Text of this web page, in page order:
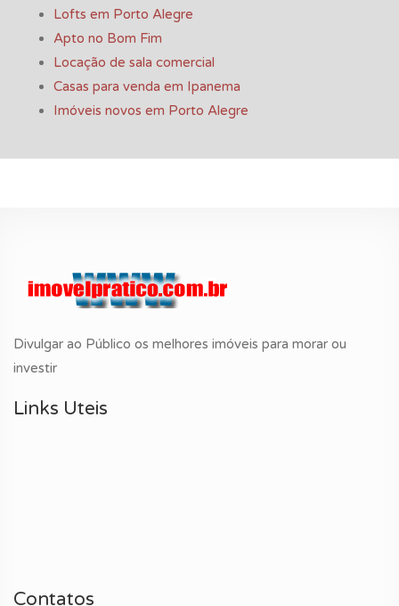
Lofts em Porto Alegre
Apto no Bom Fim
Locação de sala comercial
Casas para venda em Ipanema
Imóveis novos em Porto Alegre
Divulgar ao Público os melhores imóveis para morar ou
investir
Links Uteis
Contatos